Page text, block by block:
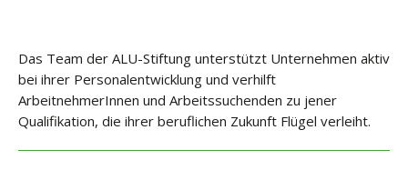
Das Team der ALU-Stiftung unterstützt Unternehmen aktiv
bei ihrer Personalentwicklung und verhilft
ArbeitnehmerInnen und Arbeitssuchenden zu jener
Qualifikation, die ihrer beruflichen Zukunft Flügel verleiht.